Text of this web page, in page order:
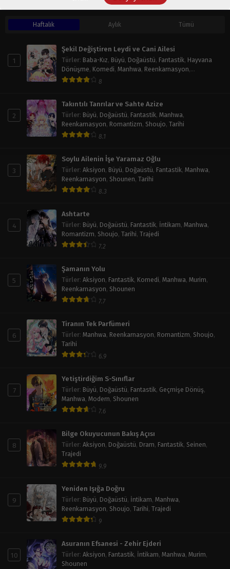
Haftalık Aylık Tümü
1
Şekil Değiştiren Leydi ve Cani Ailesi
Türler: Baba-Kız, Büyü, Doğaüstü, Fantastik, Hayvana
Dönüşme, Komedi, Manhwa, Reenkarnasyon,
Romantizm, Shoujo
8
2
Takıntılı Tanrılar ve Sahte Azize
Türler: Büyü, Doğaüstü, Fantastik, Manhwa,
Reenkarnasyon, Romantizm, Shoujo, Tarihi
8.1
3
Soylu Ailenin İşe Yaramaz Oğlu
Türler: Aksiyon, Büyü, Doğaüstü, Fantastik, Manhwa,
Reenkarnasyon, Shounen, Tarihi
8.3
4
Ashtarte
Türler: Büyü, Doğaüstü, Fantastik, İntikam, Manhwa,
Romantizm, Shoujo, Tarihi, Trajedi
7.2
5
Şamanın Yolu
Türler: Aksiyon, Fantastik, Komedi, Manhwa, Murim,
Reenkarnasyon, Shounen
7.7
6
Tiranın Tek Parfümeri
Türler: Manhwa, Reenkarnasyon, Romantizm, Shoujo,
Tarihi
6.9
7
Yetiştirdiğim S-Sınıflar
Türler: Büyü, Doğaüstü, Fantastik, Geçmişe Dönüş,
Manhwa, Modern, Shounen
7.6
8
Bilge Okuyucunun Bakış Açısı
Türler: Aksiyon, Doğaüstü, Dram, Fantastik, Seinen,
Trajedi
9.9
9
Yeniden Işığa Doğru
Türler: Büyü, Doğaüstü, İntikam, Manhwa,
Reenkarnasyon, Shoujo, Tarihi, Trajedi
9
10
Asuranın Efsanesi - Zehir Ejderi
Türler: Aksiyon, Fantastik, İntikam, Manhwa, Murim,
Shounen